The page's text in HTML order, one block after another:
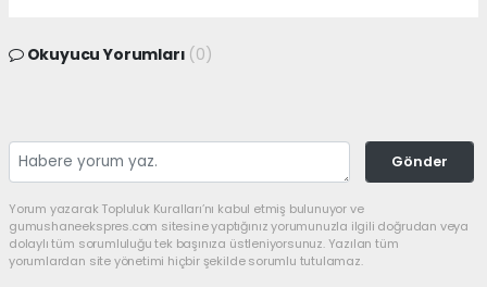
Okuyucu Yorumları (0)
Gönder
Yorum yazarak Topluluk Kuralları’nı kabul etmiş bulunuyor ve
gumushaneekspres.com sitesine yaptığınız yorumunuzla ilgili doğrudan veya
dolaylı tüm sorumluluğu tek başınıza üstleniyorsunuz. Yazılan tüm
yorumlardan site yönetimi hiçbir şekilde sorumlu tutulamaz.